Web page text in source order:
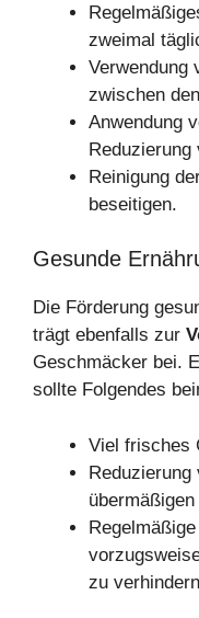
zweimal
Verwendung
zwischen
Anwendung
Reduzierung
Reinigung
beseitigen.
Gesunde
Die Förderung
trägt ebenfalls zur
Geschmäcker bei.
sollte Folgendes
Viel frisches
Reduzierung
zu